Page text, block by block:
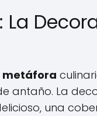
La
metáfora
antaño. La
una